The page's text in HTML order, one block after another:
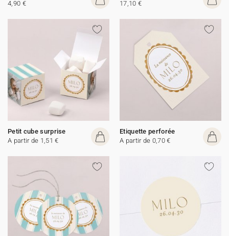
4,90 €
17,10 €
Petit cube surprise
A partir de 1,51 €
Etiquette perforée
A partir de 0,70 €